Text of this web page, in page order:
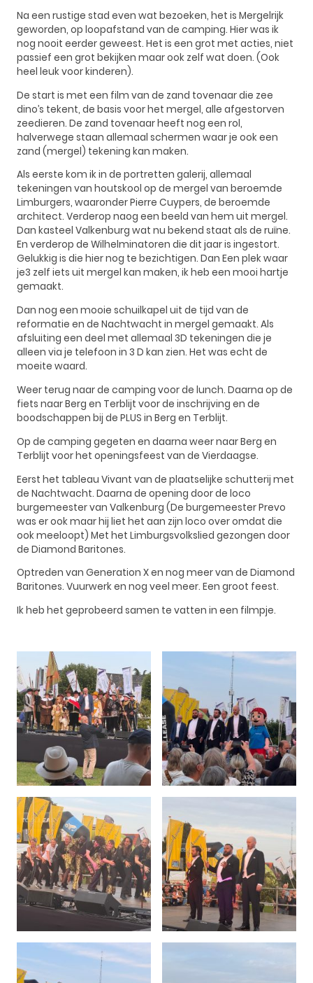
Na een rustige stad even wat bezoeken, het is Mergelrijk
geworden, op loopafstand van de camping. Hier was ik
nog nooit eerder geweest. Het is een grot met acties, niet
passief een grot bekijken maar ook zelf wat doen. (Ook
heel leuk voor kinderen).
De start is met een film van de zand tovenaar die zee
dino’s tekent, de basis voor het mergel, alle afgestorven
zeedieren. De zand tovenaar heeft nog een rol,
halverwege staan allemaal schermen waar je ook een
zand (mergel) tekening kan maken.
Als eerste kom ik in de portretten galerij, allemaal
tekeningen van houtskool op de mergel van beroemde
Limburgers, waaronder Pierre Cuypers, de beroemde
architect. Verderop naog een beeld van hem uit mergel.
Dan kasteel Valkenburg wat nu bekend staat als de ruïne.
En verderop de Wilhelminatoren die dit jaar is ingestort.
Gelukkig is die hier nog te bezichtigen. Dan Een plek waar
je3 zelf iets uit mergel kan maken, ik heb een mooi hartje
gemaakt.
Dan nog een mooie schuilkapel uit de tijd van de
reformatie en de Nachtwacht in mergel gemaakt. Als
afsluiting een deel met allemaal 3D tekeningen die je
alleen via je telefoon in 3 D kan zien. Het was echt de
moeite waard.
Weer terug naar de camping voor de lunch. Daarna op de
fiets naar Berg en Terblijt voor de inschrijving en de
boodschappen bij de PLUS in Berg en Terblijt.
Op de camping gegeten en daarna weer naar Berg en
Terblijt voor het openingsfeest van de Vierdaagse.
Eerst het tableau Vivant van de plaatselijke schutterij met
de Nachtwacht. Daarna de opening door de loco
burgemeester van Valkenburg (De burgemeester Prevo
was er ook maar hij liet het aan zijn loco over omdat die
ook meeloopt) Met het Limburgsvolkslied gezongen door
de Diamond Baritones.
Optreden van Generation X en nog meer van de Diamond
Baritones. Vuurwerk en nog veel meer. Een groot feest.
Ik heb het geprobeerd samen te vatten in een filmpje.